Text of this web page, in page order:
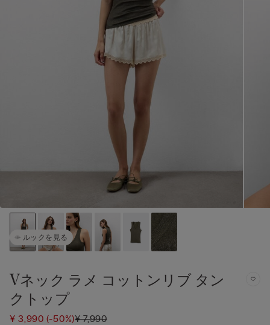
ルックを見る
Vネック ラメ コットンリブ タン
クトップ
¥ 3,990(-50%)¥ 7,990